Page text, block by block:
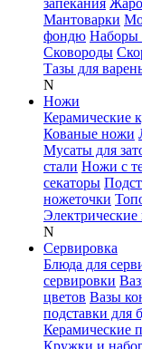
запекания
Мантоварки
фондю Наборы
Сковороды
Тазы для
N
Ножи
Керамические
Кованые ножи
Мусаты для
стали Ножи с
секаторы
ножеточки
N
Сервировка
Блюда для
сервировки
цветов Вазы
подставки для
Керамические
Кружки и